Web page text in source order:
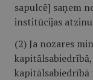
sapulcē] saņem
institūcijas
(2) Ja nozares
kapitālsabiedrībā